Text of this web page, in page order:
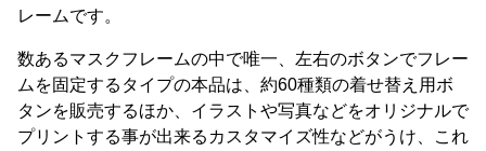
レームです。
数あるマスクフレームの中で唯一、左右のボタンでフレー
ムを固定するタイプの本品は、約60種類の着せ替え用ボ
タンを販売するほか、イラストや写真などをオリジナルで
プリントする事が出来るカスタマイズ性などがうけ、これ